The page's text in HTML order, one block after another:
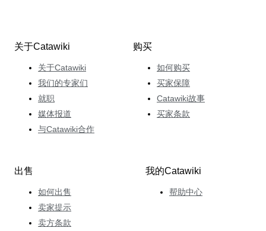
关于Catawiki
关于Catawiki
我们的专家们
就职
媒体报道
与Catawiki合作
购买
如何购买
买家保障
Catawiki故事
买家条款
出售
如何出售
卖家提示
卖方条款
我的Catawiki
帮助中心